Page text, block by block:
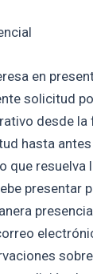
en
solicitud
desde la
hasta
que resuelva
presentar